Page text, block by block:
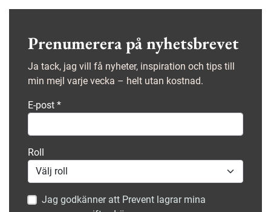
utanför arbetet.
Prenumerera på nyhetsbrevet
Ja tack, jag vill få nyheter, inspiration och tips till
min mejl varje vecka – helt utan kostnad.
E-post *
Roll
Jag godkänner att Prevent lagrar mina